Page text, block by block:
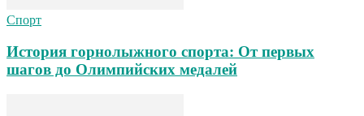
Спорт
История горнолыжного спорта: От первых
шагов до Олимпийских медалей